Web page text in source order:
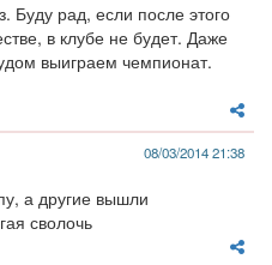
Буду рад, если после этого
в клубе не будет. Даже
выиграем чемпионат.
08/03/2014 21:38
а другие вышли
сволочь